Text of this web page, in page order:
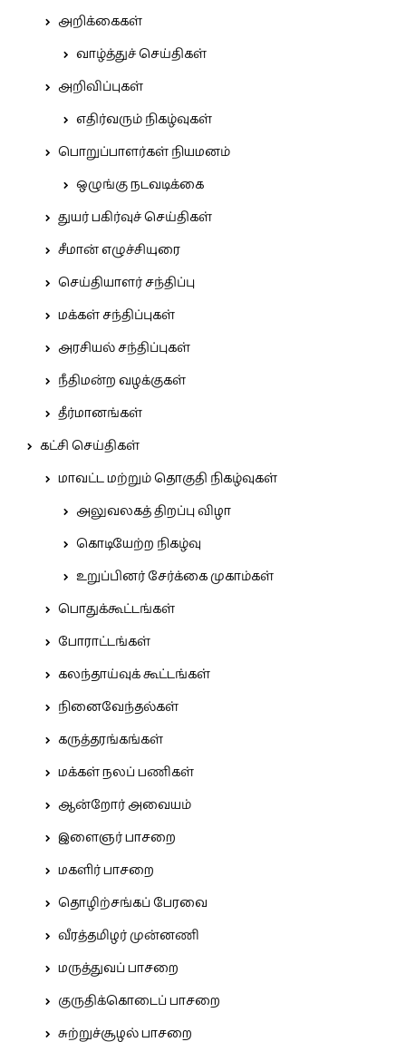
அறிக்கைகள்
வாழ்த்துச் செய்திகள்
அறிவிப்புகள்
எதிர்வரும் நிகழ்வுகள்
பொறுப்பாளர்கள் நியமனம்
ஒழுங்கு நடவடிக்கை
துயர் பகிர்வுச் செய்திகள்
சீமான் எழுச்சியுரை
செய்தியாளர் சந்திப்பு
மக்கள் சந்திப்புகள்
அரசியல் சந்திப்புகள்
நீதிமன்ற வழக்குகள்
தீர்மானங்கள்
கட்சி செய்திகள்
மாவட்ட மற்றும் தொகுதி நிகழ்வுகள்
அலுவலகத் திறப்பு விழா
கொடியேற்ற நிகழ்வு
உறுப்பினர் சேர்க்கை முகாம்கள்
பொதுக்கூட்டங்கள்
போராட்டங்கள்
கலந்தாய்வுக் கூட்டங்கள்
நினைவேந்தல்கள்
கருத்தரங்கங்கள்
மக்கள் நலப் பணிகள்
ஆன்றோர் அவையம்
இளைஞர் பாசறை
மகளிர் பாசறை
தொழிற்சங்கப் பேரவை
வீரத்தமிழர் முன்னணி
மருத்துவப் பாசறை
குருதிக்கொடைப் பாசறை
சுற்றுச்சூழல் பாசறை